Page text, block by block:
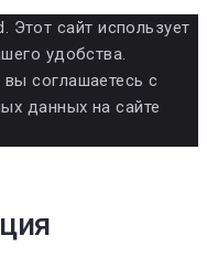
Этот сайт использует
удобства.
соглашаетесь с
данных на сайте